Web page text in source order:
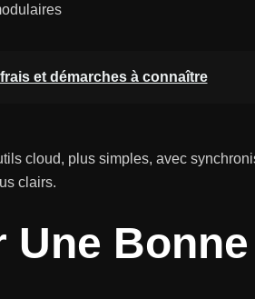
et démarches à connaître
cloud, plus simples, avec
clairs.